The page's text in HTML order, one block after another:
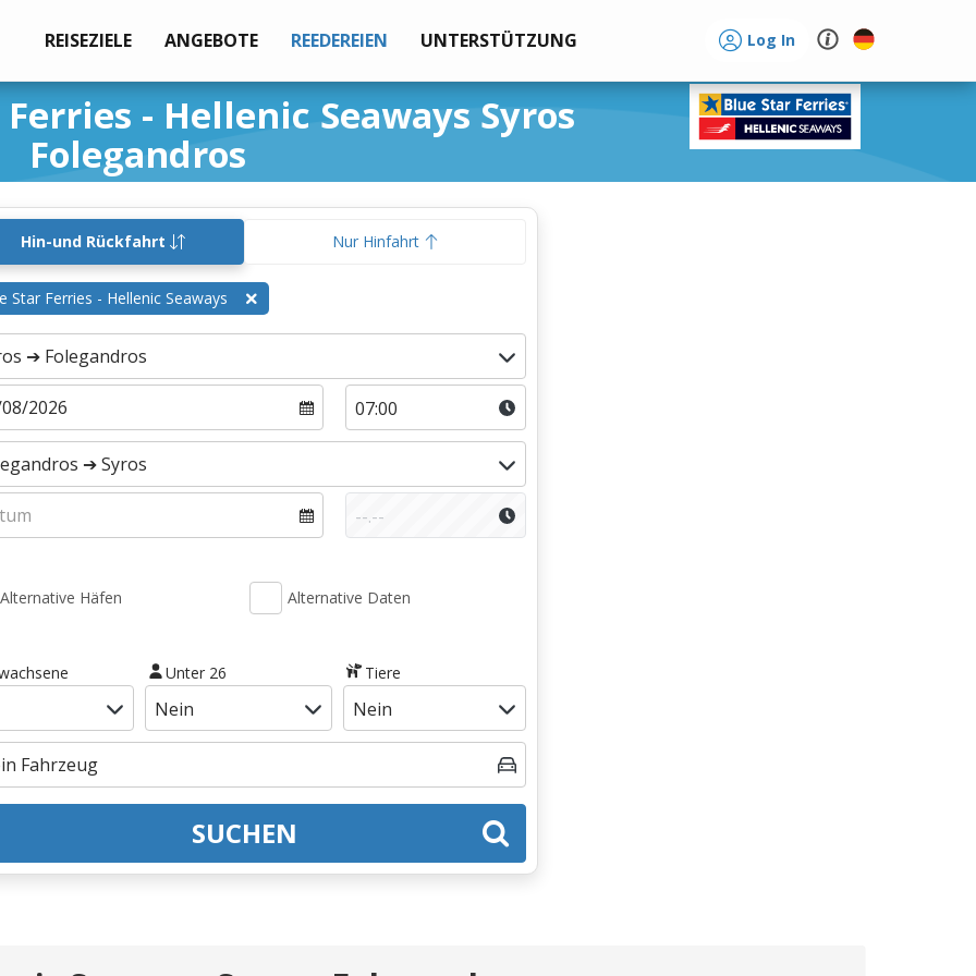
REISEZIELE ANGEBOTE REEDEREIEN UNTERSTÜTZUNG Log In
- Hellenic Seaways Syros
Folegandros
Hin-und Rückfahrt Nur Hinfahrt
Star Ferries - Hellenic Seaways
Alternative Häfen Alternative Daten
Unter 26 Tiere
SUCHEN